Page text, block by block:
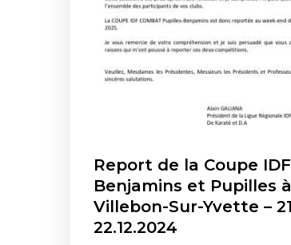
Report de la Coupe IDF
Benjamins et Pupilles à
Villebon-Sur-Yvette –
22.12.2024